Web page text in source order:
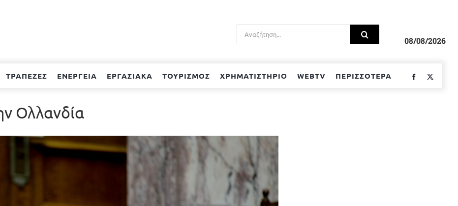
Αναζήτηση
για:
08/08/2026
ΤΡΑΠΕΖΕΣ ΕΝΕΡΓΕΙΑ ΕΡΓΑΣΙΑΚΑ ΤΟΥΡΙΣΜΟΣ ΧΡΗΜΑΤΙΣΤΗΡΙΟ WEBTV ΠΕΡΙΣΣΟΤΕΡΑ Facebook
Ολλανδία